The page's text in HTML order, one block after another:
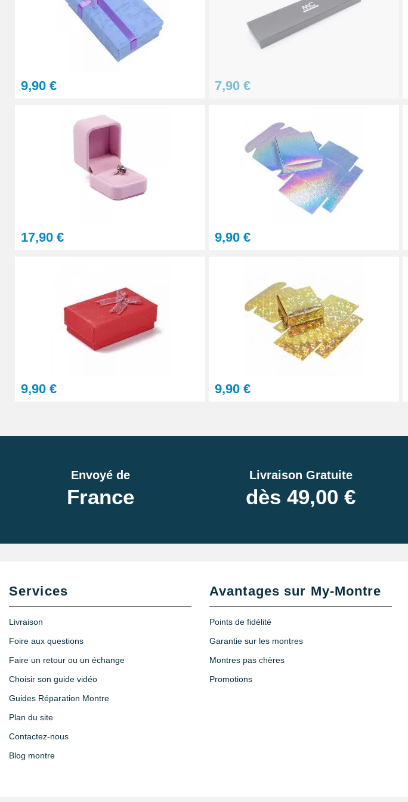
9,90 € 7,90 €
17,90 € 9,90 €
9,90 € 9,90 €
Envoyé de
France
Livraison Gratuite
dès 49,00 €
Services
Livraison
Foire aux questions
Faire un retour ou un échange
Choisir son guide vidéo
Guides Réparation Montre
Plan du site
Contactez-nous
Blog montre
Avantages sur My-Montre
Points de fidélité
Garantie sur les montres
Montres pas chères
Promotions